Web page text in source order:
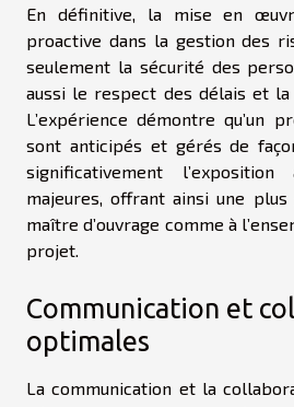
En définitive, la mise en
proactive dans la gestion des
seulement la sécurité des
aussi le respect des délais et
L’expérience démontre qu’un
sont anticipés et gérés de
significativement l’exposition
majeures, offrant ainsi une
maître d’ouvrage comme à
projet.
Communication et
optimales
La communication et la